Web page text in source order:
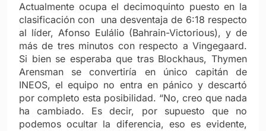
Actualmente ocupa el decimoquinto puesto en la
clasificación con una desventaja de 6:18 respecto
al líder, Afonso Eulálio (Bahrain-Victorious), y de
más de tres minutos con respecto a Vingegaard.
Si bien se esperaba que tras Blockhaus, Thymen
Arensman se convertiría en único capitán de
INEOS, el equipo no entra en pánico y descartó
por completo esta posibilidad. “No, creo que nada
ha cambiado. Es decir, por supuesto que no
podemos ocultar la diferencia, eso es evidente,